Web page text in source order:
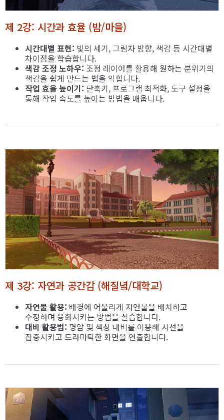
제 2강: 시간과 효율 (밤/마을)
시간대별 표현: 빛의 세기, 그림자 방향, 색감 등 시간대별
차이점을 학습합니다.
색감 조정 노하우: 조정 레이어를 활용해 원하는 분위기의
색감을 쉽게 만드는 법을 익힙니다.
작업 효율 높이기: 단축키, 프로그램 최적화, 도구 설정을
통해 작업 속도를 높이는 방법을 배웁니다.
제 3강: 자연과 공간감 (해질녘/대학교)
자연물 활용: 배경에 어울리게 자연물을 배치하고
수정하며 융화시키는 방법을 실습합니다.
대비 활용법: 명암 및 색상 대비를 이용해 시선을
집중시키고 드라마틱한 화면을 연출합니다.